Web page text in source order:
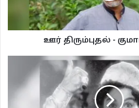
ஊர் திரும்புதல் -